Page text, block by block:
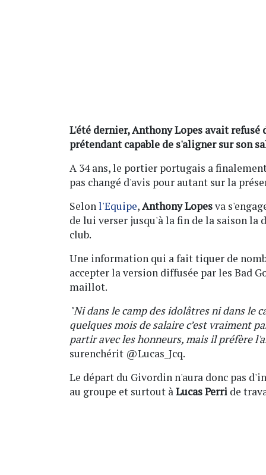
L'été dernier, Anthony Lopes avait
prétendant capable de s'aligner sur son
A 34 ans, le portier portugais a
pas changé d'avis pour autant sur la
Selonl'Equipe,Anthony Lopesva
de lui verser jusqu'à la fin de la saison
club.
Une information qui a fait tiquer de
accepter la version diffusée par les Bad
maillot.
"Ni dans le camp des idolâtres ni dans le
quelques mois de salaire c’est vraiment
partir avec les honneurs, mais il préfère
surenchérit @Lucas_Jcq.
Le départ du Givordin n'aura donc pas
au groupe et surtout àLucas Perri de